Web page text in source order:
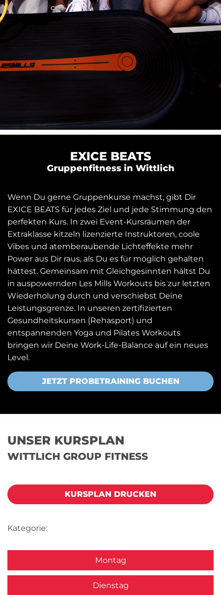
EXICE BEATS
Gruppenfitness in Wittlich
Wenn Du gerne Gruppenkurse machst, gibt Dir
EXICE BEATS für jedes Ziel und jede Stimmung den
perfekten Kurs. In zwei Event-Kursräumen der
Extraklasse kitzeln lizenzierte Instruktoren, coole
Vibes und atemberaubende Lichteffekte mehr
Power aus Dir raus, als Du es für möglich gehalten
hättest. Gemeinsam mit Gleichgesinnten hältst Du
in auspowernden Les Mills Workouts bis zur letzten
Wiederholung durch und verschiebst Deine
Leistungsgrenze. In unseren zertifizierten
Gesundheitskursen (Rehasport) und
entspannenden Yoga und Pilates Workouts
bringen wir Deine Work-Life-Balance auf ein neues
Level.
JETZT PROBETRAINING BUCHEN
UNSER KURSPLAN
WITTLICH GROUP FITNESS
KURSPLAN DRUCKEN
Kategorie:
Montag
Dienstag